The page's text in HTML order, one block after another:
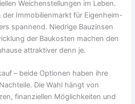
Weichenstellungen im Leben.
Immobilienmarkt für Eigenheim-
spannend. Niedrige Bauzinsen
der Baukosten machen den
attraktiver denn je.
– beide Optionen haben ihre
Die Wahl hängt von
finanziellen Möglichkeiten und